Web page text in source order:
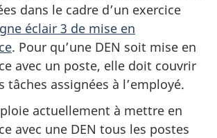
dans le cadre d’un exercice
éclair 3 de mise en
. Pour qu’une DEN soit mise en
avec un poste, elle doit couvrir
tâches assignées à l’employé.
actuellement à mettre en
avec une DEN tous les postes